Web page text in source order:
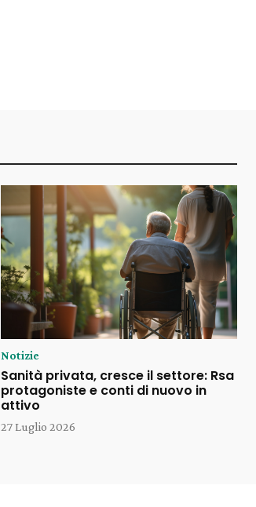
Notizie
Sanità privata, cresce il settore: Rsa
protagoniste e conti di nuovo in
attivo
27 Luglio 2026